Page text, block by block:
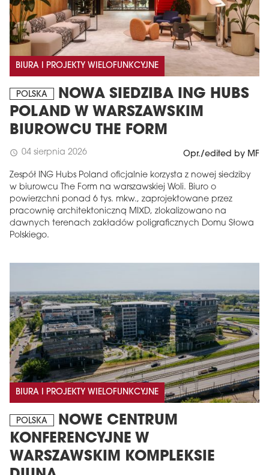
BIURA I PROJEKTY WIELOFUNKCYJNE
POLSKA
NOWA SIEDZIBA ING HUBS
POLAND W WARSZAWSKIM
BIUROWCU THE FORM
schedule 04 sierpnia 2026 Opr./edited by MF
Zespół ING Hubs Poland oficjalnie korzysta z nowej siedziby
w biurowcu The Form na warszawskiej Woli. Biuro o
powierzchni ponad 6 tys. mkw., zaprojektowane przez
pracownię architektoniczną MIXD, zlokalizowano na
dawnych terenach zakładów poligraficznych Domu Słowa
Polskiego.
BIURA I PROJEKTY WIELOFUNKCYJNE
POLSKA
NOWE CENTRUM
KONFERENCYJNE W
WARSZAWSKIM KOMPLEKSIE